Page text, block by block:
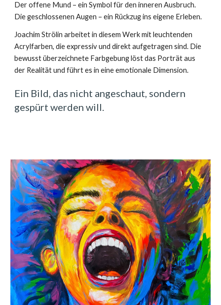
Der offene Mund – ein Symbol für den inneren Ausbruch.
Die geschlossenen Augen – ein Rückzug ins eigene Erleben.
Joachim Strölin arbeitet in diesem Werk mit leuchtenden
Acrylfarben, die expressiv und direkt aufgetragen sind. Die
bewusst überzeichnete Farbgebung löst das Porträt aus
der Realität und führt es in eine emotionale Dimension.
Ein Bild, das nicht angeschaut, sondern
gespürt werden will.